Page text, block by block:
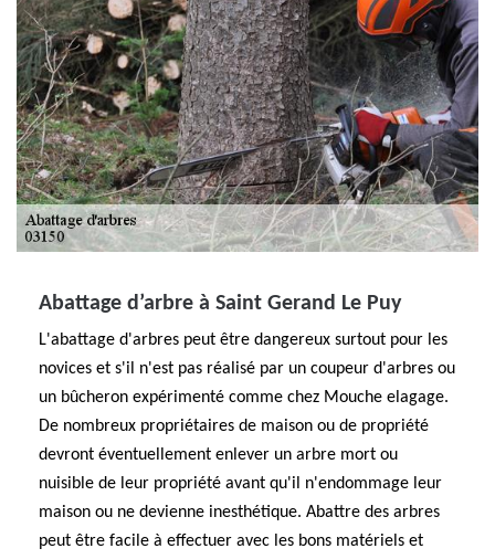
Abattage d’arbre à Saint Gerand Le Puy
L'abattage d'arbres peut être dangereux surtout pour les
novices et s'il n'est pas réalisé par un coupeur d'arbres ou
un bûcheron expérimenté comme chez Mouche elagage.
De nombreux propriétaires de maison ou de propriété
devront éventuellement enlever un arbre mort ou
nuisible de leur propriété avant qu'il n'endommage leur
maison ou ne devienne inesthétique. Abattre des arbres
peut être facile à effectuer avec les bons matériels et